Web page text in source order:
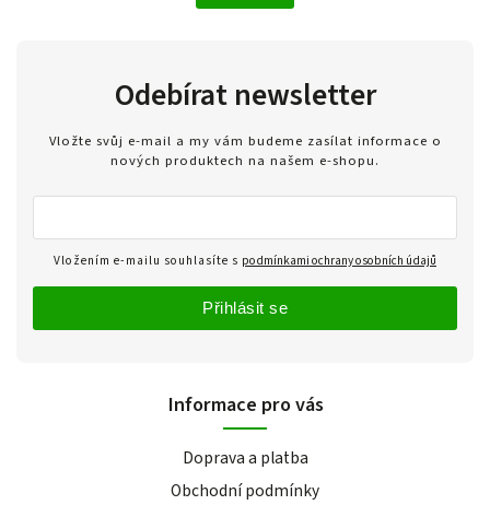
Informace pro vás
Doprava a platba
Obchodní podmínky
Odebírat newsletter
Vložte svůj e-mail a my vám budeme zasílat informace o
nových produktech na našem e-shopu.
Vložením e-mailu souhlasíte s podmínkami ochrany osobních údajů
Přihlásit se